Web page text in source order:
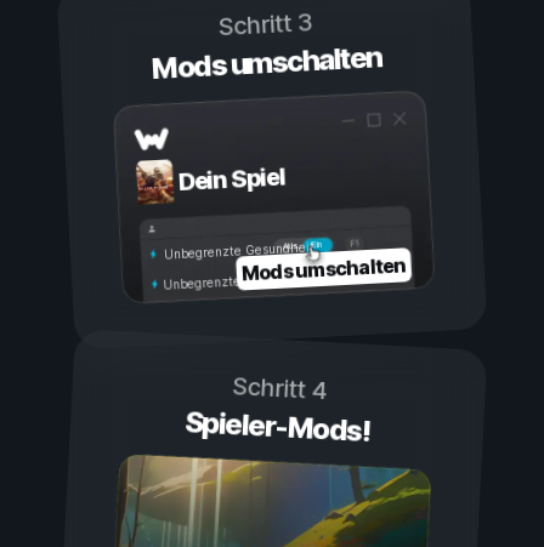
Schritt 3
Mods umschalten
Dein Spiel
Ein
Aus
Unbegrenzte Gesundheit
Unbegrenzte AusdauerMods umschalten
Schritt 4
Spieler-Mods!